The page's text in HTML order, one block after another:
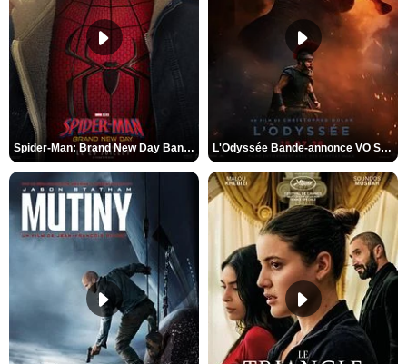
Spider-Man: Brand New Day Bande-annonce VO STFR L'Odyssée Bande-annonce VO STFR